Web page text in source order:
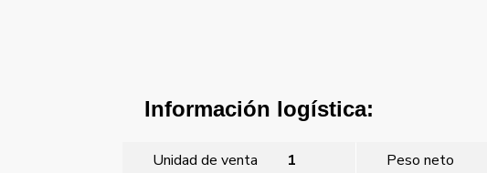
Información logística:
Unidad de venta 1 Peso neto